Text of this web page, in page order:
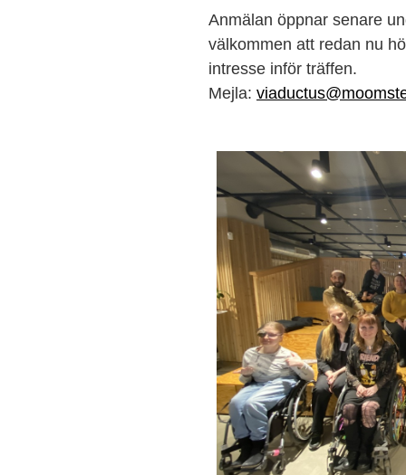
Anmälan öppnar senare
välkommen att redan nu
intresse inför träffen.
Mejla: